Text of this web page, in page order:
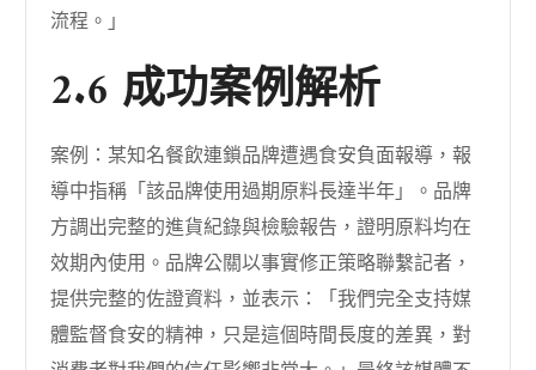
流程。」
2.6 成功案例解析
案例：某知名餐飲連鎖品牌遭遇食安負面報導，報
導中指稱「該品牌使用過期原料長達半年」。品牌
方調出完整的進貨紀錄與檢驗報告，證明原料均在
效期內使用。品牌公關以事實修正策略聯繫記者，
提供完整的佐證資料，並表示：「我們完全支持媒
體監督食安的精神，只是這個時間長度的差異，對